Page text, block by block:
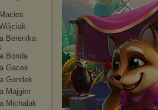
Berenika
Bonda
Gacek
Gondek
Majgier
Michalak